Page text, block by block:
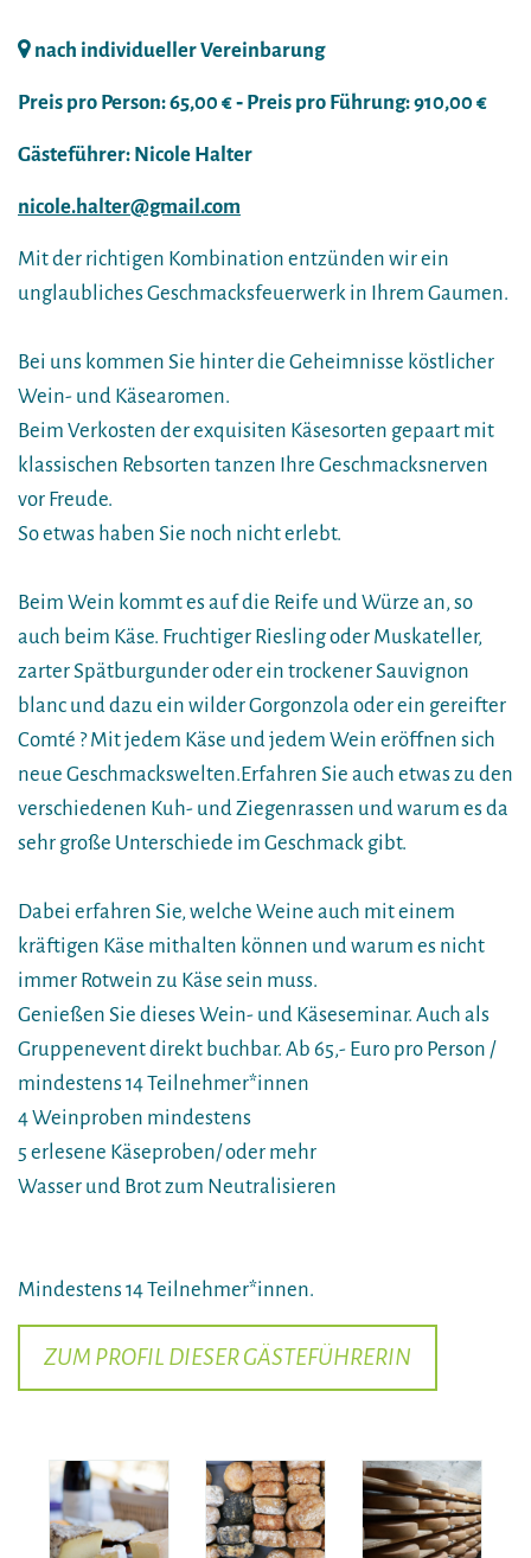
nach individueller Vereinbarung
Preis pro Person: 65,00 € ‐ Preis pro Führung: 910,00 €
Gästeführer: Nicole Halter
nicole.halter@gmail.com
Mit der richtigen Kombination entzünden wir ein
unglaubliches Geschmacksfeuerwerk in Ihrem Gaumen.
Bei uns kommen Sie hinter die Geheimnisse köstlicher
Wein- und Käsearomen.
Beim Verkosten der exquisiten Käsesorten gepaart mit
klassischen Rebsorten tanzen Ihre Geschmacksnerven
vor Freude.
So etwas haben Sie noch nicht erlebt.
Beim Wein kommt es auf die Reife und Würze an, so
auch beim Käse. Fruchtiger Riesling oder Muskateller,
zarter Spätburgunder oder ein trockener Sauvignon
blanc und dazu ein wilder Gorgonzola oder ein gereifter
Comté ? Mit jedem Käse und jedem Wein eröffnen sich
neue Geschmackswelten.Erfahren Sie auch etwas zu den
verschiedenen Kuh- und Ziegenrassen und warum es da
sehr große Unterschiede im Geschmack gibt.
Dabei erfahren Sie, welche Weine auch mit einem
kräftigen Käse mithalten können und warum es nicht
immer Rotwein zu Käse sein muss.
Genießen Sie dieses Wein- und Käseseminar. Auch als
Gruppenevent direkt buchbar. Ab 65,- Euro pro Person /
mindestens 14 Teilnehmer*innen
4 Weinproben mindestens
5 erlesene Käseproben/ oder mehr
Wasser und Brot zum Neutralisieren
Mindestens 14 Teilnehmer*innen.
ZUM PROFIL DIESER GÄSTEFÜHRERIN